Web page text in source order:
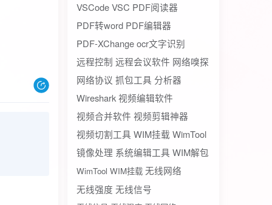
VSCodeVSC PDF阅读器
PDF转word PDF编辑器
PDF-XChangeocr文字识别
远程控制 远程会议软件 网络嗅探
网络协议 抓包工具 分析器
Wireshark视频编辑软件
视频合并软件 视频剪辑神器
视频切割工具 WIM挂载 WimTool
镜像处理 系统编辑工具 WIM解包
WimTool WIM挂载 无线网络
无线强度 无线信号